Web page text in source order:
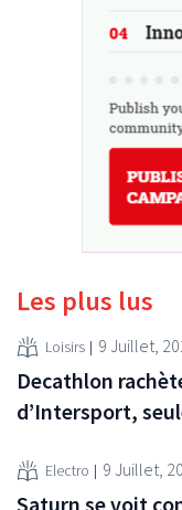
Les plus lus
Loisirs 9 Juillet,
Decathlon
d’Intersport,
Electro 9 Juillet,
Saturn se voit